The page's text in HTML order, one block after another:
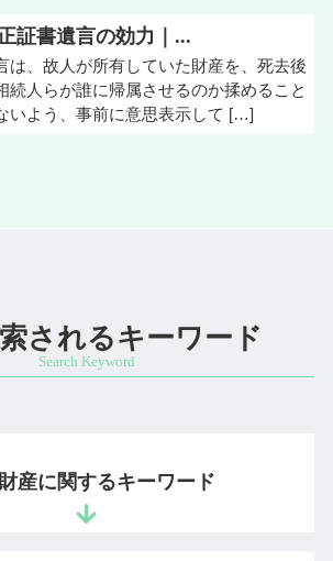
証書遺言の効力｜...
は、故人が所有していた財産を、死去後
続人らが誰に帰属させるのか揉めること
いよう、事前に意思表示して […]
されるキーワード
産に関するキーワード